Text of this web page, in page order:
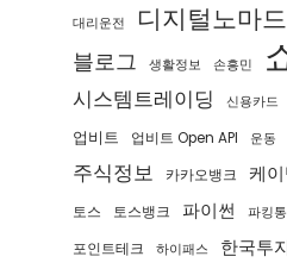
대리운전 디지털노마드
블로그 생활정보 손흥민
시스템트레이딩 신용카드
업비트 업비트 Open API 운동
주식정보 카카오뱅크 케
토스 토스뱅크 파이썬 파킹
포인트테크
하이패스 한국투